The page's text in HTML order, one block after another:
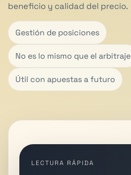
beneficio y calidad del precio.
Gestión de posiciones
No es lo mismo que el arbitraje
Útil con apuestas a futuro
LECTURA RÁPIDA